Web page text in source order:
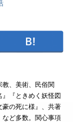
、美術、民俗関
『ときめく妖怪図
豪の死に様』、共著
ど多数。関心事項